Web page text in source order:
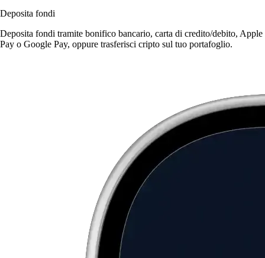
Deposita fondi
Deposita fondi tramite bonifico bancario, carta di credito/debito, Apple
Pay o Google Pay, oppure trasferisci cripto sul tuo portafoglio.